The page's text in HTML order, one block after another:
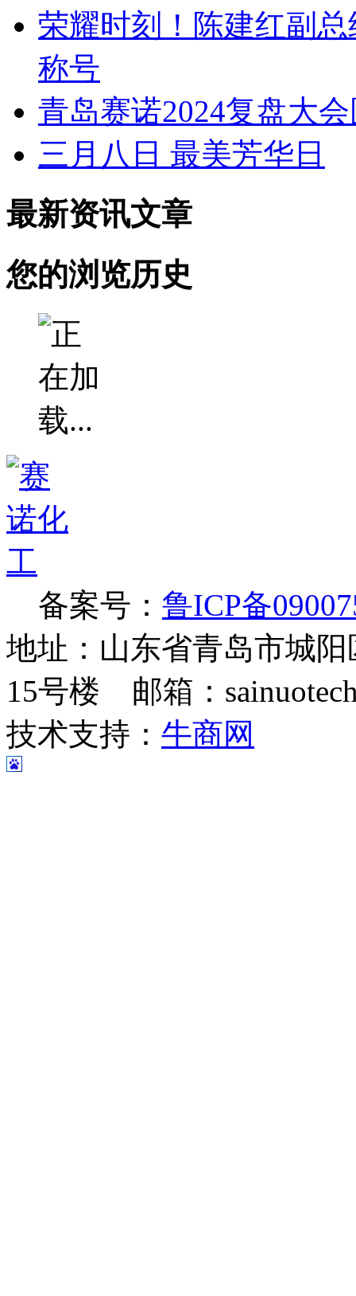
荣耀时刻！陈建红副
称号
青岛赛诺2024复盘大
三月八日 最美芳华日
最新资讯文章
您的浏览历史
备案号： 鲁ICP备
地址：山东省青岛市城
15号楼 邮箱：
技术支持： 牛商网